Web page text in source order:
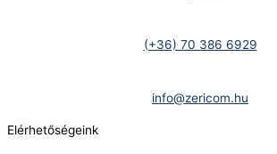
(+36) 70 386 6929
info@zericom.hu
Elérhetőségeink